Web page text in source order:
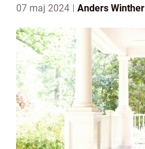
07 maj 2024 Anders Winther